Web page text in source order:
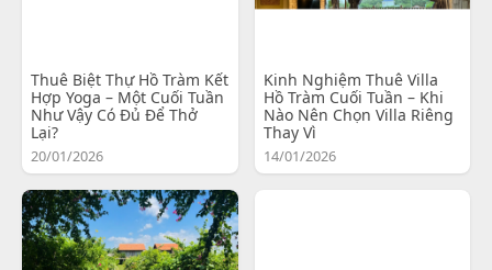
Thuê Biệt Thự Hồ Tràm Kết
Hợp Yoga – Một Cuối Tuần
Như Vậy Có Đủ Để Thở
Lại?
20/01/2026
Kinh Nghiệm Thuê Villa
Hồ Tràm Cuối Tuần – Khi
Nào Nên Chọn Villa Riêng
Thay Vì
14/01/2026